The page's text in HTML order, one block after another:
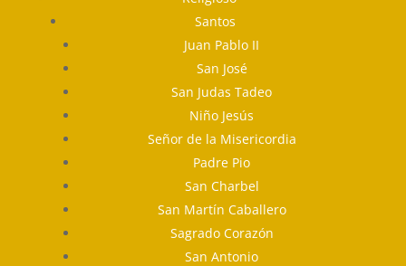
Santos
Juan Pablo II
San José
San Judas Tadeo
Niño Jesús
Señor de la Misericordia
Padre Pio
San Charbel
San Martín Caballero
Sagrado Corazón
San Antonio